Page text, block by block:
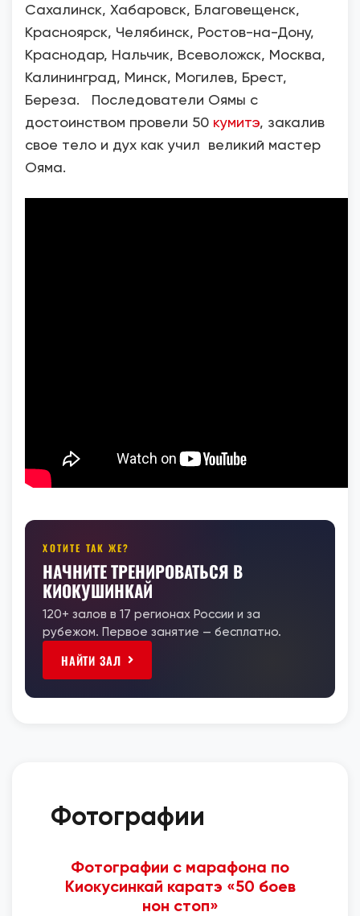
Сахалинск, Хабаровск, Благовещенск,
Красноярск, Челябинск, Ростов-на-Дону,
Краснодар, Нальчик, Всеволожск, Москва,
Калининград, Минск, Могилев, Брест,
Береза. Последователи Оямы с
достоинством провели 50 кумитэ, закалив
свое тело и дух как учил великий мастер
Ояма.
ХОТИТЕ ТАК ЖЕ?
НАЧНИТЕ ТРЕНИРОВАТЬСЯ В
КИОКУШИНКАЙ
120+ залов в 17 регионах России и за
рубежом. Первое занятие — бесплатно.
НАЙТИ ЗАЛ
Фотографии
Фотографии с марафона по
Киокусинкай каратэ «50 боев
нон стоп»